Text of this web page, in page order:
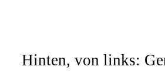
Hinten, von links: